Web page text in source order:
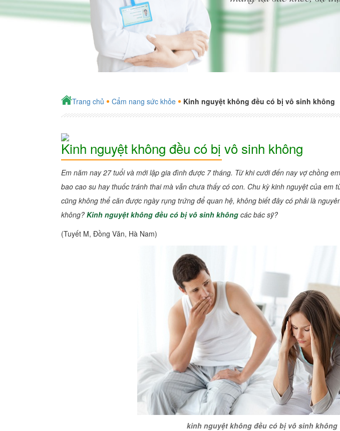
Trang chủ Cẩm nang sức khỏe Kinh nguyệt không đều có bị vô sinh không
Kinh nguyệt không đều có bị vô sinh không
Em năm nay 27 tuổi và mới lập gia đình được 7 tháng. Từ khi cưới đến nay vợ chồng
bao cao su hay thuốc tránh thai mà vẫn chưa thấy có con. Chu kỳ kinh nguyệt của em
cũng không thể căn được ngày rụng trứng để quan hệ, không biết đây có phải là
không? Kinh nguyệt không đều có bị vô sinh không các bác sỹ?
(Tuyết M, Đồng Văn, Hà Nam)
kinh nguyệt không đều có bị vô sinh không